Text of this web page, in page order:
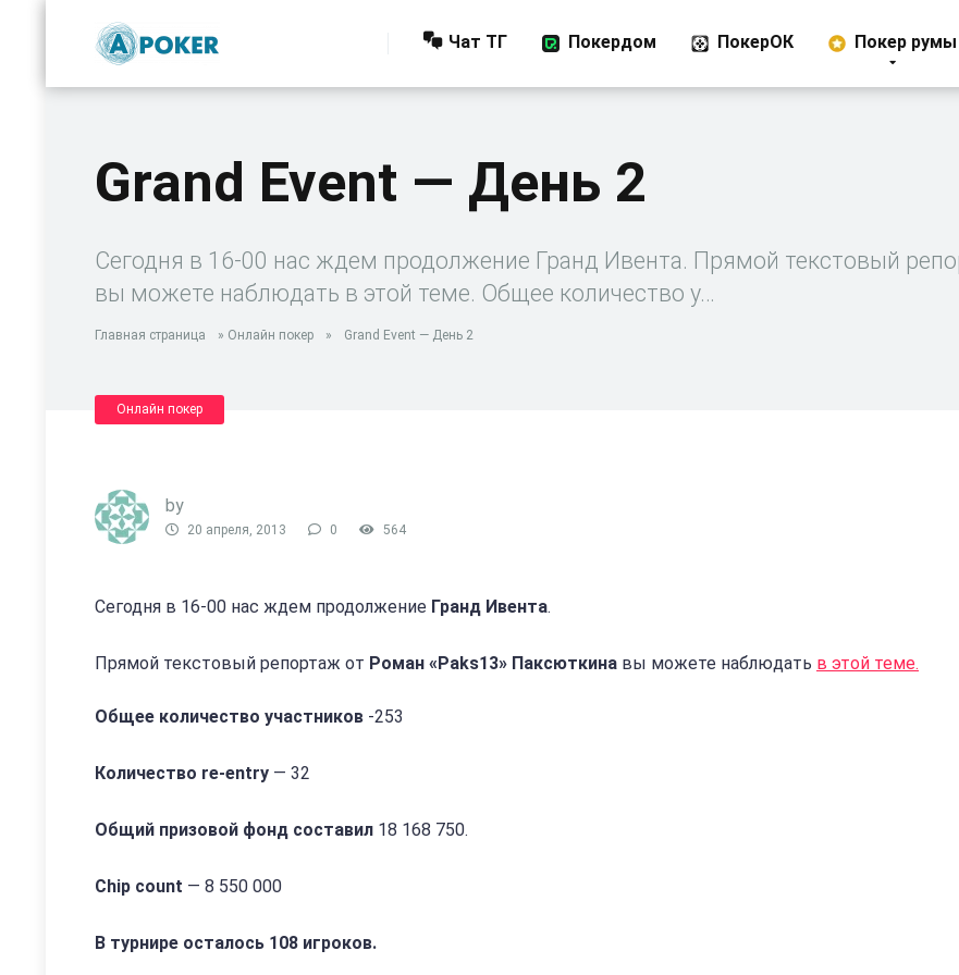
Чат ТГ Покердом ПокерОК Покер румы
Grand Event — День 2
Сегодня в 16-00 нас ждем продолжение Гранд Ивента. Прямой текстовый
вы можете наблюдать в этой теме. Общее количество у…
Главная страница » Онлайн покер » Grand Event — День 2
Онлайн покер
by
20 апреля, 2013 0 564
Сегодня в 16-00 нас ждем продолжение Гранд Ивента.
Прямой текстовый репортаж от Роман «Paks13» Паксюткина вы можете наблюдать в этой теме.
Общее количество участников -253
Количество re-entry — 32
Общий призовой фонд составил 18 168 750.
Chip count — 8 550 000
В турнире осталось 108 игроков.